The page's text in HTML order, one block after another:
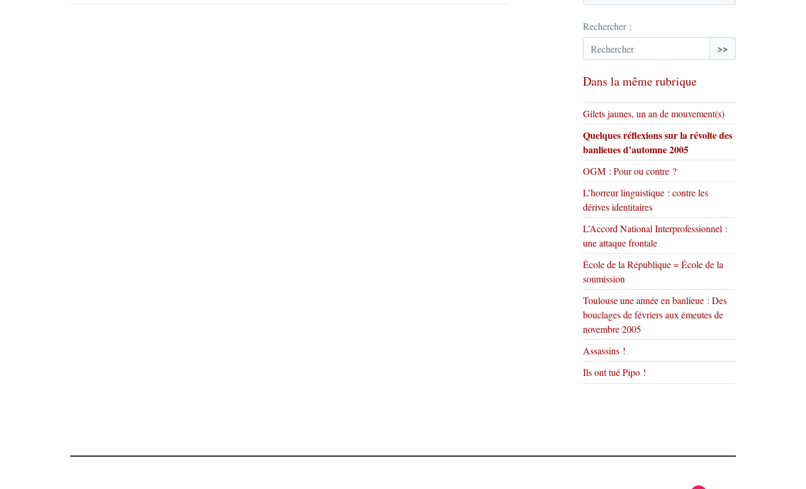
Rechercher :
>>
Dans la même rubrique
Gilets jaunes, un an de mouvement(s)
Quelques réflexions sur la révolte des
banlieues d’automne 2005
OGM : Pour ou contre ?
L’horreur linguistique : contre les
dérives identitaires
L’Accord National Interprofessionnel :
une attaque frontale
École de la République = École de la
soumission
Toulouse une année en banlieue : Des
bouclages de févriers aux émeutes de
novembre 2005
Assassins !
Ils ont tué Pipo !